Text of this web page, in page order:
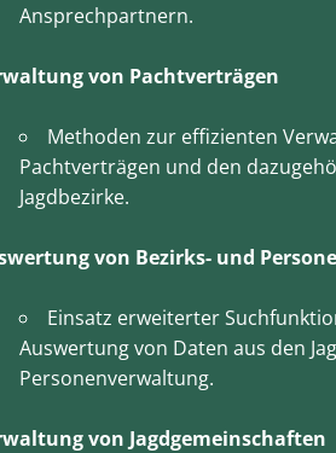
Ansprechpartnern.
von Pachtverträgen
Methoden zur effizienten
Pachtverträgen und den
Jagdbezirke.
von Bezirks- und
Einsatz erweiterter
Auswertung von Daten aus den
Personenverwaltung.
von Jagdgemeinschaften